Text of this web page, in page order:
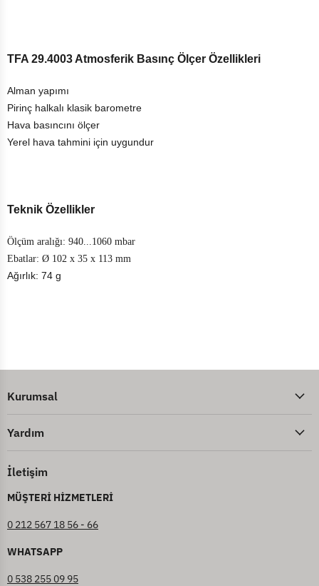
TFA 29.4003 Atmosferik Basınç Ölçer Özellikleri
Alman yapımı
Pirinç halkalı klasik barometre
Hava basıncını ölçer
Yerel hava tahmini için uygundur
Teknik Özellikler
Ölçüm aralığı: 940...1060 mbar
Ebatlar: Ø 102 x 35 x 113 mm
Ağırlık: 74 g
Kurumsal
Yardım
İletişim
MÜŞTERİ HİZMETLERİ
0 212 567 18 56 - 66
WHATSAPP
0 538 255 09 95